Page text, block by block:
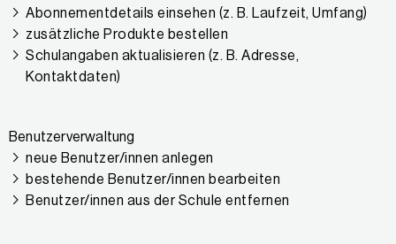
Abonnementdetails einsehen (z. B. Laufzeit, Umfang)
zusätzliche Produkte bestellen
Schulangaben aktualisieren (z. B. Adresse,
Kontaktdaten)
Benutzerverwaltung
neue Benutzer/innen anlegen
bestehende Benutzer/innen bearbeiten
Benutzer/innen aus der Schule entfernen